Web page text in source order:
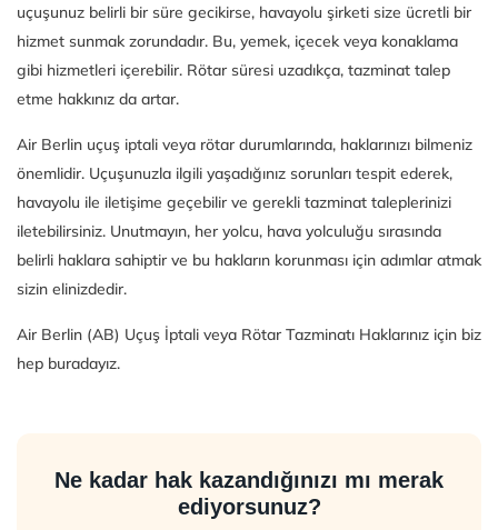
uçuşunuz belirli bir süre gecikirse, havayolu şirketi size ücretli bir
hizmet sunmak zorundadır. Bu, yemek, içecek veya konaklama
gibi hizmetleri içerebilir. Rötar süresi uzadıkça, tazminat talep
etme hakkınız da artar.
Air Berlin uçuş iptali veya rötar durumlarında, haklarınızı bilmeniz
önemlidir. Uçuşunuzla ilgili yaşadığınız sorunları tespit ederek,
havayolu ile iletişime geçebilir ve gerekli tazminat taleplerinizi
iletebilirsiniz. Unutmayın, her yolcu, hava yolculuğu sırasında
belirli haklara sahiptir ve bu hakların korunması için adımlar atmak
sizin elinizdedir.
Air Berlin (AB) Uçuş İptali veya Rötar Tazminatı Haklarınız için biz
hep buradayız.
Ne kadar hak kazandığınızı mı merak
ediyorsunuz?